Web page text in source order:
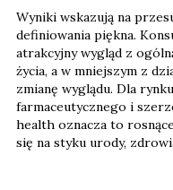
Wyniki wskazują na
definiowania piękna.
atrakcyjny wygląd z
życia, a w mniejszym z
zmianę wyglądu. Dla
farmaceutycznego i
health oznacza to
się na styku urody,